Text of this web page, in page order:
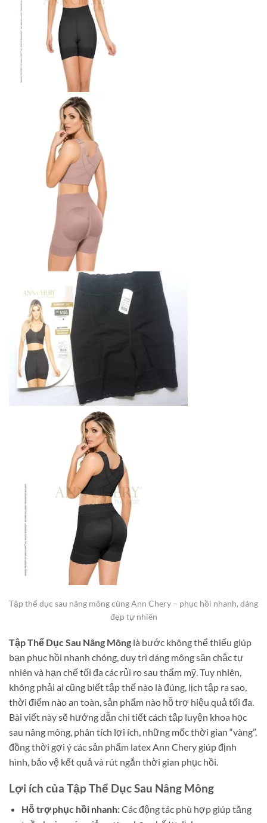
Tập thể dục sau nâng mông cùng Ann Chery – phục hồi nhanh, dáng
đẹp tự nhiên
Tập Thể Dục Sau Nâng Mông là bước không thể thiếu giúp
bạn phục hồi nhanh chóng, duy trì dáng mông săn chắc tự
nhiên và hạn chế tối đa các rủi ro sau thẩm mỹ. Tuy nhiên,
không phải ai cũng biết tập thế nào là đúng, lịch tập ra sao,
thời điểm nào an toàn, sản phẩm nào hỗ trợ hiệu quả tối đa.
Bài viết này sẽ hướng dẫn chi tiết cách tập luyện khoa học
sau nâng mông, phân tích lợi ích, những mốc thời gian “vàng”,
đồng thời gợi ý các sản phẩm latex Ann Chery giúp định
hình, bảo vệ kết quả và rút ngắn thời gian phục hồi.
Lợi ích của Tập Thể Dục Sau Nâng Mông
Hỗ trợ phục hồi nhanh:Các động tác phù hợp giúp tăng